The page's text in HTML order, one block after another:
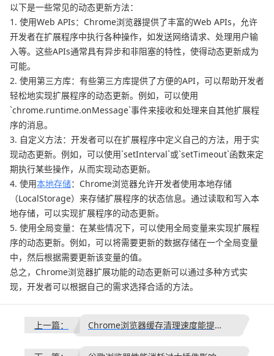
以下是一些常见的动态更新方法：
1. 使用Web APIs：Chrome浏览器提供了丰富的Web APIs，允许
开发者在扩展程序中执行各种操作，如发送网络请求、处理用户输
入等。这些APIs通常具有异步和非阻塞的特性，使得动态更新成为
可能。
2. 使用第三方库：有些第三方库提供了方便的API，可以帮助开发者
轻松地实现扩展程序的动态更新。例如，可以使用
`chrome.runtime.onMessage`事件来接收和处理来自其他扩展程
序的消息。
3. 自定义方法：开发者可以在扩展程序中定义自己的方法，用于实
现动态更新。例如，可以使用`setInterval`或`setTimeout`函数来定
期执行某些操作，从而实现动态更新。
4. 使用本地存储：Chrome浏览器允许开发者使用本地存储
（LocalStorage）来存储扩展程序的状态信息。通过读取和写入本
地存储，可以实现扩展程序的动态更新。
5. 使用全局变量：在某些情况下，可以使用全局变量来实现扩展程
序的动态更新。例如，可以将需要更新的数据存储在一个全局变量
中，然后根据需要更新该变量的值。
总之，Chrome浏览器扩展功能的动态更新可以通过多种方式实
现，开发者可以根据自己的需求选择合适的方法。
上一篇： Chrome浏览器缓存清理速度能提升吗